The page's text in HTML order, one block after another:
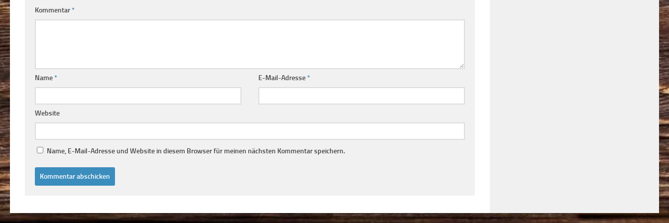
Kommentar*
Name* E-Mail-Adresse*
Website
Name, E-Mail-Adresse und Website in diesem Browser für meinen nächsten Kommentar speichern.